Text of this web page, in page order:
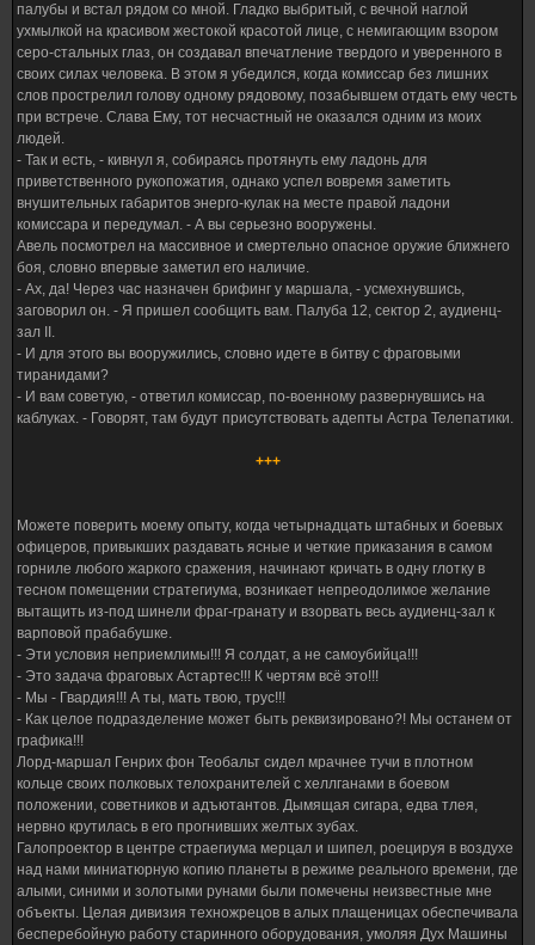
палубы и встал рядом со мной. Гладко выбритый, с вечной наглой
ухмылкой на красивом жестокой красотой лице, с немигающим взором
серо-стальных глаз, он создавал впечатление твердого и уверенного в
своих силах человека. В этом я убедился, когда комиссар без лишних
слов прострелил голову одному рядовому, позабывшем отдать ему честь
при встрече. Слава Ему, тот несчастный не оказался одним из моих
людей.
- Так и есть, - кивнул я, собираясь протянуть ему ладонь для
приветственного рукопожатия, однако успел вовремя заметить
внушительных габаритов энерго-кулак на месте правой ладони
комиссара и передумал. - А вы серьезно вооружены.
Авель посмотрел на массивное и смертельно опасное оружие ближнего
боя, словно впервые заметил его наличие.
- Ах, да! Через час назначен брифинг у маршала, - усмехнувшись,
заговорил он. - Я пришел сообщить вам. Палуба 12, сектор 2, аудиенц-
зал II.
- И для этого вы вооружились, словно идете в битву с фраговыми
тиранидами?
- И вам советую, - ответил комиссар, по-военному развернувшись на
каблуках. - Говорят, там будут присутствовать адепты Астра Телепатики.
+++
Можете поверить моему опыту, когда четырнадцать штабных и боевых
офицеров, привыкших раздавать ясные и четкие приказания в самом
горниле любого жаркого сражения, начинают кричать в одну глотку в
тесном помещении стратегиума, возникает непреодолимое желание
вытащить из-под шинели фраг-гранату и взорвать весь аудиенц-зал к
варповой прабабушке.
- Эти условия неприемлимы!!! Я солдат, а не самоубийца!!!
- Это задача фраговых Астартес!!! К чертям всё это!!!
- Мы - Гвардия!!! А ты, мать твою, трус!!!
- Как целое подразделение может быть реквизировано?! Мы останем от
графика!!!
Лорд-маршал Генрих фон Теобальт сидел мрачнее тучи в плотном
кольце своих полковых телохранителей с хеллганами в боевом
положении, советников и адъютантов. Дымящая сигара, едва тлея,
нервно крутилась в его прогнивших желтых зубах.
Галопроектор в центре страегиума мерцал и шипел, роецируя в воздухе
над нами миниатюрную копию планеты в режиме реального времени, где
алыми, синими и золотыми рунами были помечены неизвестные мне
объекты. Целая дивизия техножрецов в алых плащеницах обеспечивала
бесперебойную работу старинного оборудования, умоляя Дух Машины